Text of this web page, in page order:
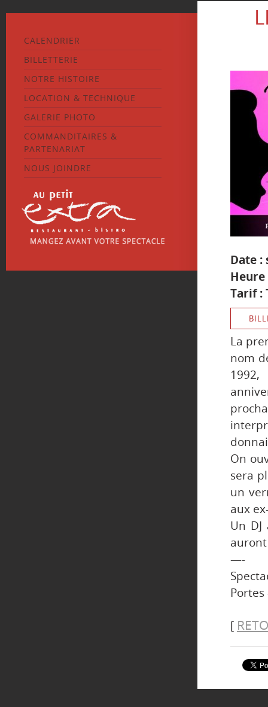
CALENDRIER
BILLETTERIE
NOTRE HISTOIRE
LOCATION & TECHNIQUE
GALERIE PHOTO
COMMANDITAIRES &
PARTENARIAT
NOUS JOINDRE
Date :
Heure
Tarif :
La
nom
On
sera
un
aux
Un
—-
Portes
[